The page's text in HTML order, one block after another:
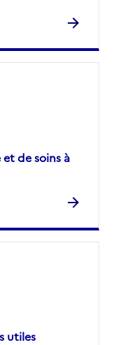
et de soins à
utiles